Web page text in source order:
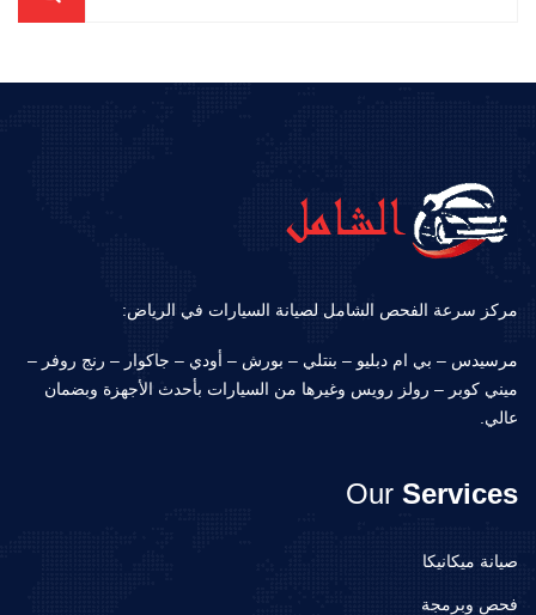
مركز سرعة الفحص الشامل لصيانة السيارات في الرياض:
مرسيدس – بي ام دبليو – بنتلي – بورش – أودي – جاكوار – رنج روفر –
ميني كوبر – رولز رويس وغيرها من السيارات بأحدث الأجهزة وبضمان
عالي.
Our Services
صيانة ميكانيكا
فحص وبرمجة